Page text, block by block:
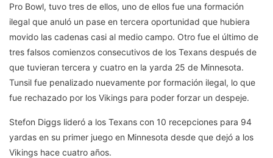
Pro Bowl, tuvo tres de ellos, uno de ellos fue una formación
ilegal que anuló un pase en tercera oportunidad que hubiera
movido las cadenas casi al medio campo. Otro fue el último de
tres falsos comienzos consecutivos de los Texans después de
que tuvieran tercera y cuatro en la yarda 25 de Minnesota.
Tunsil fue penalizado nuevamente por formación ilegal, lo que
fue rechazado por los Vikings para poder forzar un despeje.
Stefon Diggs lideró a los Texans con 10 recepciones para 94
yardas en su primer juego en Minnesota desde que dejó a los
Vikings hace cuatro años.